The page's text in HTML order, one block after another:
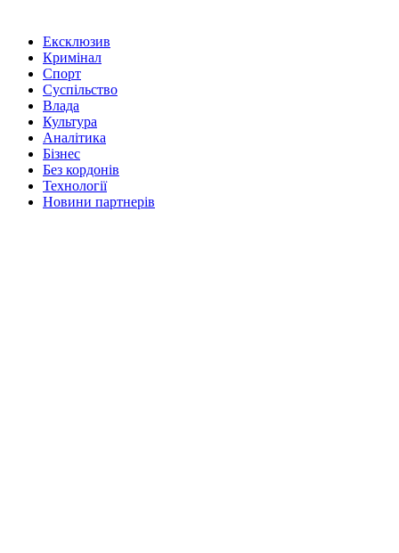
Ексклюзив
Кримінал
Спорт
Суспільство
Влада
Культура
Аналітика
Бізнес
Без кордонів
Технології
Новини партнерів